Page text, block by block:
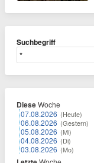
Suchbegriff
DieseWoche
07.08.2026 (Heute)
06.08.2026 (Gestern)
05.08.2026 (Mi)
04.08.2026 (Di)
03.08.2026 (Mo)